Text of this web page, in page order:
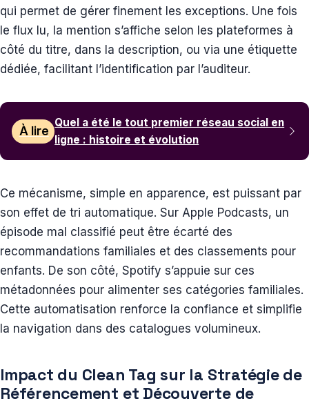
qui permet de gérer finement les exceptions. Une fois
le flux lu, la mention s’affiche selon les plateformes à
côté du titre, dans la description, ou via une étiquette
dédiée, facilitant l’identification par l’auditeur.
À lire
Quel a été le tout premier réseau social en
ligne : histoire et évolution
Ce mécanisme, simple en apparence, est puissant par
son effet de tri automatique. Sur Apple Podcasts, un
épisode mal classifié peut être écarté des
recommandations familiales et des classements pour
enfants. De son côté, Spotify s’appuie sur ces
métadonnées pour alimenter ses catégories familiales.
Cette automatisation renforce la confiance et simplifie
la navigation dans des catalogues volumineux.
Impact du Clean Tag sur la Stratégie de
Référencement et Découverte de